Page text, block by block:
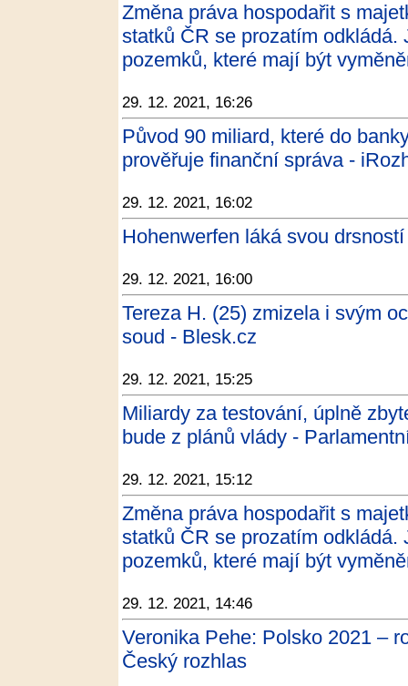
Změna práva hospodařit s
statků ČR se prozatím odkládá.
pozemků, které mají být
29. 12. 2021, 16:26
Původ 90 miliard, které do
prověřuje finanční správa -
29. 12. 2021, 16:02
Hohenwerfen láká svou
29. 12. 2021, 16:00
Tereza H. (25) zmizela i svým
soud - Blesk.cz
29. 12. 2021, 15:25
Miliardy za testování, úplně
bude z plánů vlády -
29. 12. 2021, 15:12
Změna práva hospodařit s
statků ČR se prozatím odkládá.
pozemků, které mají být
29. 12. 2021, 14:46
Veronika Pehe: Polsko 2021 –
Český rozhlas